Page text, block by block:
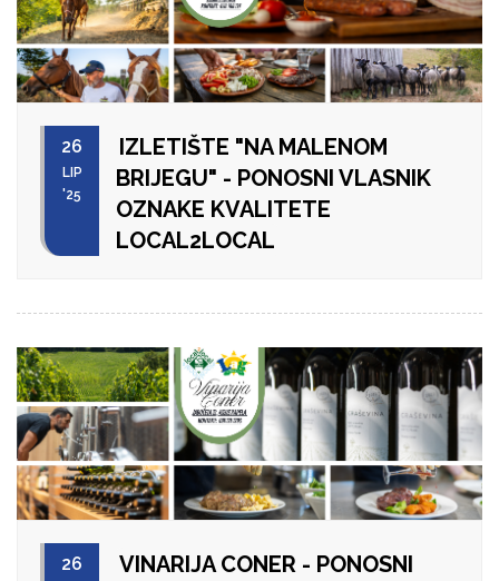
26
LIP
'25
IZLETIŠTE "NA MALENOM
BRIJEGU" - PONOSNI VLASNIK
OZNAKE KVALITETE
LOCAL2LOCAL
26
VINARIJA CONER - PONOSNI